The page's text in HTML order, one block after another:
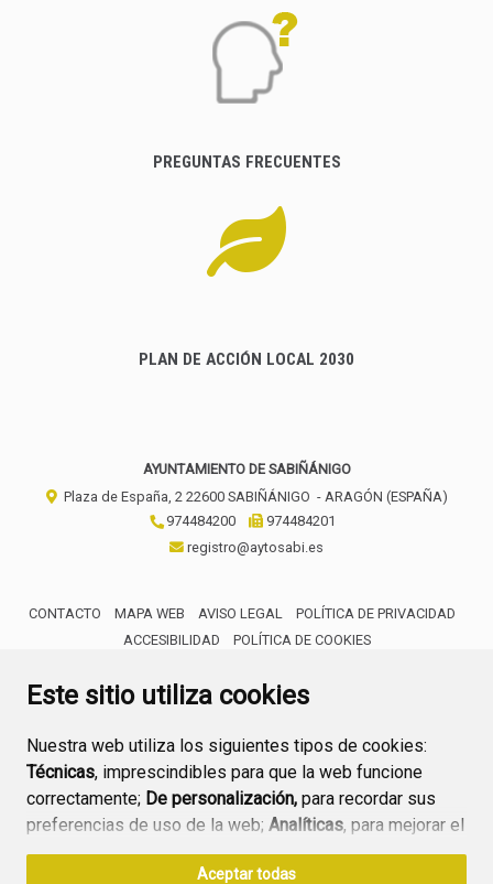
Este sitio utiliza cookies
Nuestra web utiliza los siguientes tipos de cookies:
Técnicas, imprescindibles para que la web funcione
correctamente; De personalización, para recordar sus
preferencias de uso de la web; Analíticas, para mejorar el
funcionamiento de la web y sus servicios.
Aceptar todas
PREGUNTAS FRECUENTES
PLAN DE ACCIÓN LOCAL 2030
AYUNTAMIENTO DE SABIÑÁNIGO
Plaza de España, 2 22600 SABIÑÁNIGO - ARAGÓN (ESPAÑA)
974484200
974484201
registro@aytosabi.es
CONTACTO MAPA WEB AVISO LEGAL
POLÍTICA DE PRIVACIDAD
ACCESIBILIDAD
POLÍTICA DE COOKIES